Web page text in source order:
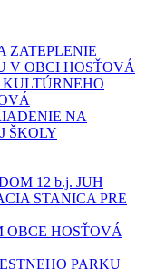
ZATEPLENIE
V OBCI HOSŤOVÁ
NA
ŠKOLY
12 b.j. JUH
STANICA PRE
HOSŤOVÁ
PARKU